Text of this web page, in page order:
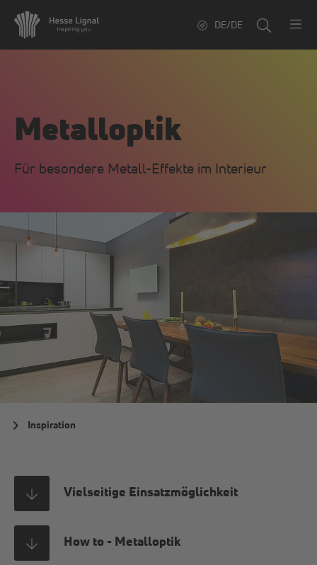
DE/DE
Metalloptik
Für besondere Metall-Effekte im Interieur
Inspiration
Vielseitige Einsatzmöglichkeit
How to - Metalloptik